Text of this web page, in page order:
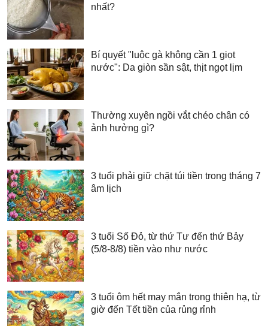
nhất?
Bí quyết "luộc gà không cần 1 giọt
nước": Da giòn sần sật, thịt ngọt lịm
Thường xuyên ngồi vắt chéo chân có
ảnh hưởng gì?
3 tuổi phải giữ chặt túi tiền trong tháng 7
âm lịch
3 tuổi Số Đỏ, từ thứ Tư đến thứ Bảy
(5/8-8/8) tiền vào như nước
3 tuổi ôm hết may mắn trong thiên hạ, từ
giờ đến Tết tiền của rủng rỉnh